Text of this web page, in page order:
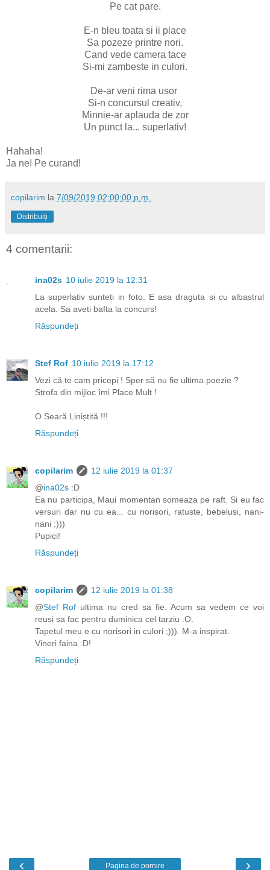
Pe cat pare.
E-n bleu toata si ii place
Sa pozeze printre nori.
Cand vede camera tace
Si-mi zambeste in culori.
De-ar veni rima usor
Si-n concursul creativ,
Minnie-ar aplauda de zor
Un punct la... superlativ!
Hahaha!
Ja ne! Pe curand!
copilarim la 7/09/2019 02:00:00 p.m.
Distribuiți
4 comentarii:
ina02s 10 iulie 2019 la 12:31
La superlativ sunteti in foto. E asa draguta si cu albastrul
acela. Sa aveti bafta la concurs!
Răspundeți
Stef Rof 10 iulie 2019 la 17:12
Vezi că te cam pricepi ! Sper să nu fie ultima poezie ?
Strofa din mijloc îmi Place Mult !
O Seară Liniștită !!!
Răspundeți
copilarim
12 iulie 2019 la 01:37
@ina02s :D
Ea nu participa, Maui momentan someaza pe raft. Si eu fac
versuri dar nu cu ea... cu norisori, ratuste, bebelusi, nani-
nani :)))
Pupici!
Răspundeți
copilarim
12 iulie 2019 la 01:38
@Stef Rof ultima nu cred sa fie. Acum sa vedem ce voi
reusi sa fac pentru duminica cel tarziu :O.
Tapetul meu e cu norisori in culori ;))). M-a inspirat.
Vineri faina :D!
Răspundeți
‹ ›
Pagina de pornire